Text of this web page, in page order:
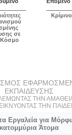
σε
Κόσμο
ΕΚΠΑΙΔΕΥΣΗΣ
ΤΗΝ
ΤΗΝ
Εργαλεία για
Άτομα